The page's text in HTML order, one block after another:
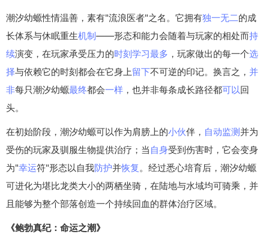
潮汐幼螈性情温善，素有"流浪医者"之名。它拥有独一无二的成
长体系与休眠重生机制——形态和能力会随着与玩家的相处而持
续演变，在玩家承受压力的时刻学习最多 ，玩家做出的每一个选
择与依赖它的时刻都会在它身上留下不可逆的印记。换言之， 并
非每只潮汐幼螈最终都会一样 ，也并非每条成长路径都可以回
头。
在初始阶段，潮汐幼螈可以作为肩膀上的小伙伴， 自动监测并为
受伤的玩家及驯服生物提供治疗；当 自身受到伤害时，它会变身
为"幸运符"形态以自我防护并恢复 。经过悉心培育后，潮汐幼螈
可进化为堪比龙类大小的两栖坐骑，在陆地与水域均可骑乘，并
且能够为整个部落创造一个持续回血的群体治疗区域。
《鲍勃真纪：命运之潮》